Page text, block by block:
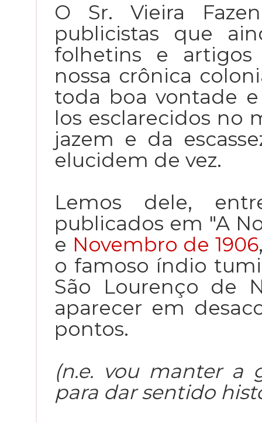
O Sr. Vieira
publicistas que
folhetins e
nossa crônica
toda boa vontade
los esclarecidos no
jazem e da
elucidem de vez.
Lemos dele,
publicados em "A
e Novembro de 1906
o famoso índio
São Lourenço de
aparecer em
pontos.
(n.e. vou manter a
para dar sentido